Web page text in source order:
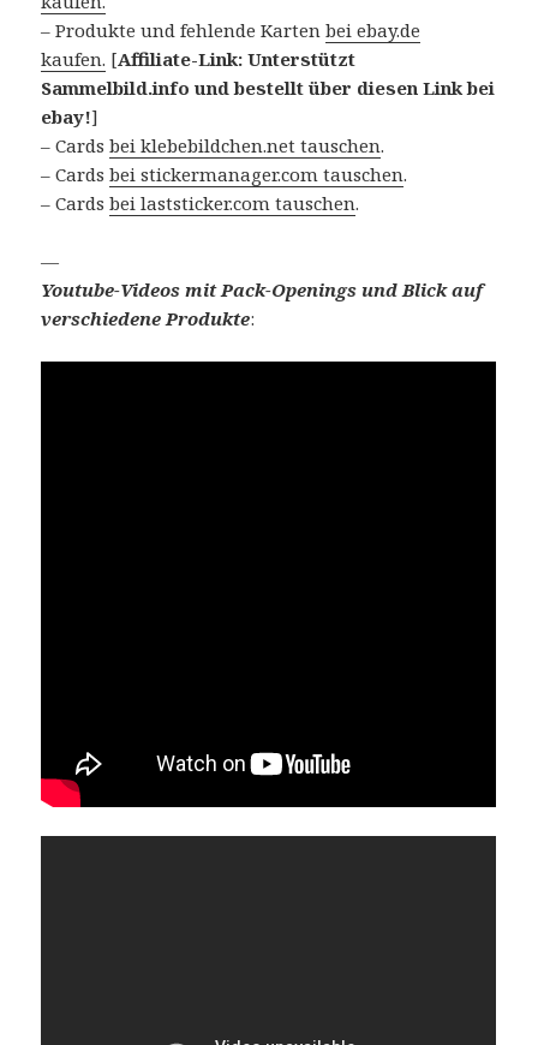
– Produkte und fehlende Kartenbei ebay.de
kaufen. [Affiliate-Link: Unterstützt
Sammelbild.info und bestellt über diesen Link bei
ebay!]
– Cardsbei klebebildchen.net tauschen.
– Cardsbei stickermanager.com tauschen.
– Cardsbei laststicker.com tauschen.
—
Youtube-Videos mit Pack-Openings und Blick auf
verschiedene Produkte: